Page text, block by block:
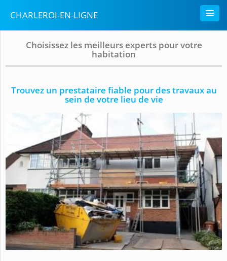
CHARLEROI-EN-LIGNE
Choisissez les meilleurs experts pour votre
habitation
Trouvez un prestataire fiable pour des travaux au
sein de votre lieu de vie